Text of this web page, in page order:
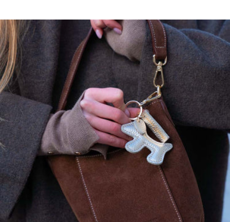
Longueur taille S/M : 60 cm.
Ajoutez 3 centimètres supplémentaire pour le M/L.
Ce modèle a une coupe Oversize..
maison héritage s'engage…
Nos pièces sont certifiées:
OEKO-TEX, premier label textile garantissant l'absence de substance
nocive ou irritante pour la peau.
GOTS, garantissant:
Un textile biologique réunissant des modes de confection durables
Le respect de l'environnement et des conditions de travail
La préservation des ressources et matières premières pour produire
les textiles
L'intervention d'organismes dédiés contrôlant le bon respect des
règles du label
100% CASHMERE
Ne pas laver
Ne pas javelliser
Ne pas sécher en tambour
Repassage à température faible, max